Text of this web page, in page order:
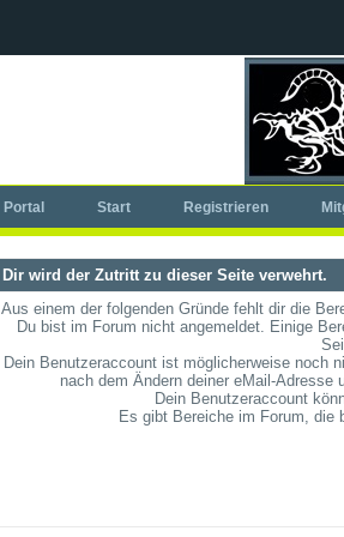
Portal Start Registrieren
Dir wird der Zutritt zu dieser Seite verwehrt.
Aus einem der folgenden Gründe fehlt dir die
Du bist im Forum nicht angemeldet. Einige
Dein Benutzeraccount ist möglicherweise noch
nach dem Ändern deiner eMail-Adresse
Dein Benutzeraccount
Es gibt Bereiche im Forum, die